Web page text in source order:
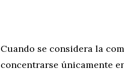
Cuando se considera la
concentrarse únicamente